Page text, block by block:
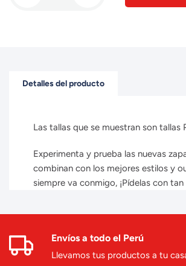
Detalles del producto
Las tallas que se muestran son tallas
Experimenta y prueba las nuevas
combinan con los mejores estilos y
siempre va conmigo, ¡Pídelas con
Envíos a todo el Perú
Llevamos tus productos a tu